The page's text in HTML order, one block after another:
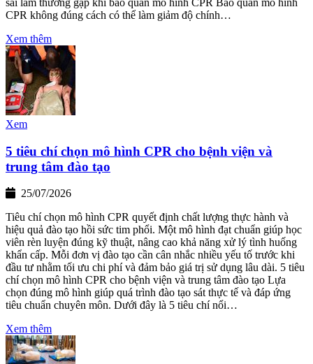
sai lầm thường gặp khi bảo quản mô hình CPR Bảo quản mô hình
CPR không đúng cách có thể làm giảm độ chính…
Xem thêm
Xem
5 tiêu chí chọn mô hình CPR cho bệnh viện và
trung tâm đào tạo
25/07/2026
Tiêu chí chọn mô hình CPR quyết định chất lượng thực hành và
hiệu quả đào tạo hồi sức tim phổi. Một mô hình đạt chuẩn giúp học
viên rèn luyện đúng kỹ thuật, nâng cao khả năng xử lý tình huống
khẩn cấp. Mỗi đơn vị đào tạo cần cân nhắc nhiều yếu tố trước khi
đầu tư nhằm tối ưu chi phí và đảm bảo giá trị sử dụng lâu dài. 5 tiêu
chí chọn mô hình CPR cho bệnh viện và trung tâm đào tạo Lựa
chọn đúng mô hình giúp quá trình đào tạo sát thực tế và đáp ứng
tiêu chuẩn chuyên môn. Dưới đây là 5 tiêu chí nổi…
Xem thêm